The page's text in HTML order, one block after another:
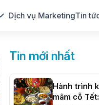
Dịch vụ MarketingTin
Tin mới nhất
Hành trình
mâm cỗ